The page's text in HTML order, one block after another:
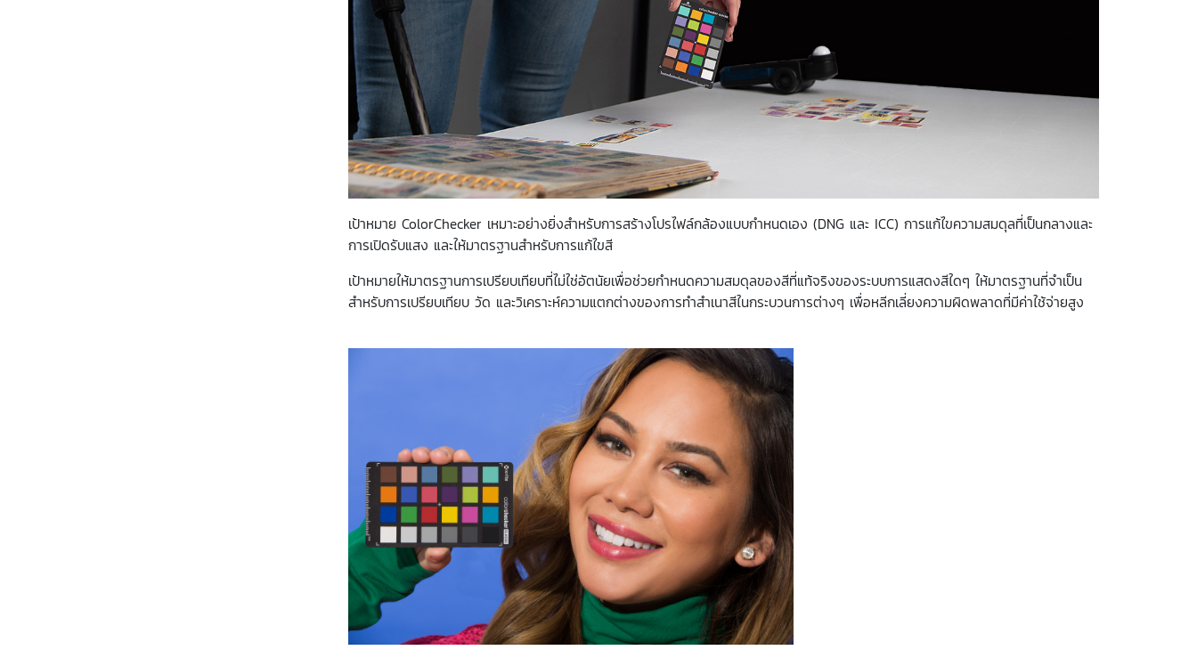
เป้าหมาย ColorChecker เหมาะอย่างยิ่งสำหรับการสร้างโปรไฟล์กล้องแบบกำหนดเอง (DNG และ ICC) การแก้ไขความสมดุลที่เป็นกลางและ
การเปิดรับแสง และให้มาตรฐานสำหรับการแก้ไขสี
เป้าหมายให้มาตรฐานการเปรียบเทียบที่ไม่ใช่อัตนัยเพื่อช่วยกำหนดความสมดุลของสีที่แท้จริงของระบบการแสดงสีใดๆ ให้มาตรฐานที่จำเป็น
สำหรับการเปรียบเทียบ วัด และวิเคราะห์ความแตกต่างของการทำสำเนาสีในกระบวนการต่างๆ เพื่อหลีกเลี่ยงความผิดพลาดที่มีค่าใช้จ่ายสูง